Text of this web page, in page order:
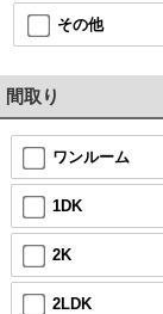
その他
間取り
ワンルーム
1DK
2K
2LDK